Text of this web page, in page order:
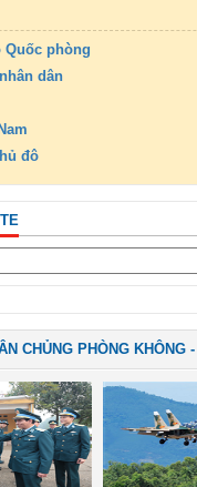
Quốc phòng
dân
đô
CHỦNG PHÒNG KHÔNG